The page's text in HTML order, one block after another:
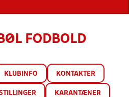
FODBOLD
KLUBINFO KONTAKTER
KARANTÆNER